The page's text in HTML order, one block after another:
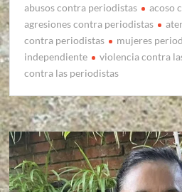
abusos contra periodistas
acoso
agresiones contra periodistas
contra periodistas
mujeres
independiente
violencia contra
contra las periodistas